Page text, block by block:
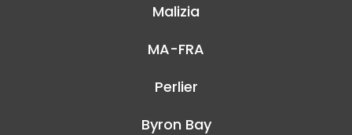
Malizia
MA-FRA
Perlier
Byron Bay